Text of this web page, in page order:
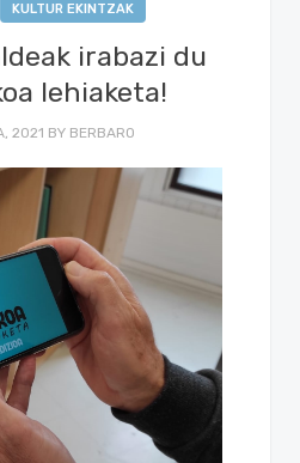
KULTUR EKINTZAK
irabazi du
lehiaketa!
2021 BY BERBARO